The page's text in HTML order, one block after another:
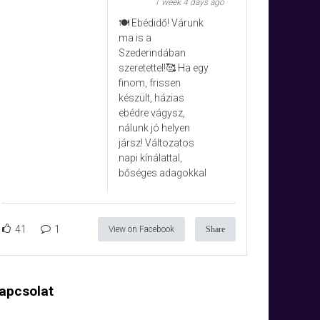
1 week 4 days ago
🍽️ Ebédidő! Várunk
ma is a
Szederindában
szeretettel!🥰 Ha egy
finom, frissen
készült, házias
ebédre vágysz,
nálunk jó helyen
jársz! Változatos
napi kínálattal,
bőséges adagokkal
41 1 View on Facebook Share